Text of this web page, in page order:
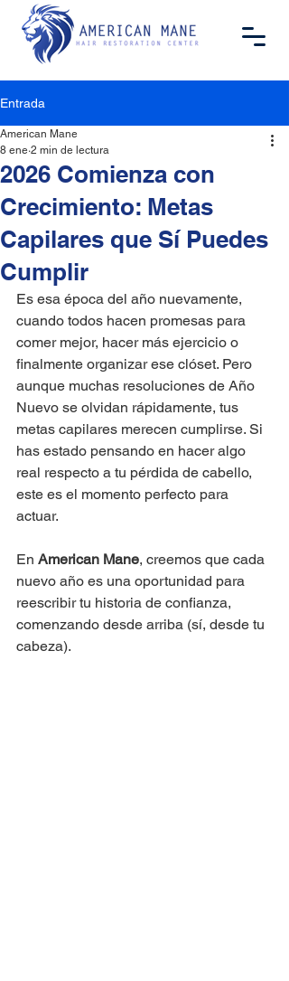
Entrada
2026 Comienza con
Crecimiento: Metas
Capilares que Sí Puedes
Cumplir
American Mane
8 ene 2 min de lectura
Es esa época del año nuevamente,
cuando todos hacen promesas para
comer mejor, hacer más ejercicio o
finalmente organizar ese clóset. Pero
aunque muchas resoluciones de Año
Nuevo se olvidan rápidamente, tus
metas capilares merecen cumplirse. Si
has estado pensando en hacer algo
real respecto a tu pérdida de cabello,
este es el momento perfecto para
actuar.
En American Mane, creemos que cada
nuevo año es una oportunidad para
reescribir tu historia de confianza,
comenzando desde arriba (sí, desde tu
cabeza).